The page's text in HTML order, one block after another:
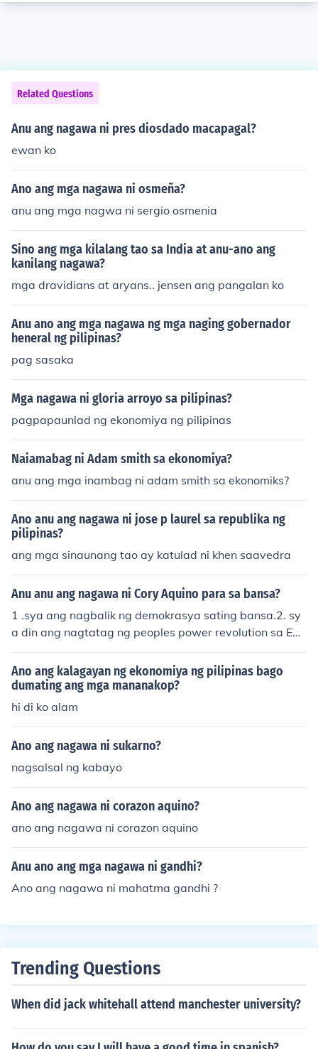
Related Questions
Anu ang nagawa ni pres diosdado macapagal?
ewan ko
Ano ang mga nagawa ni osmeña?
anu ang mga nagwa ni sergio osmenia
Sino ang mga kilalang tao sa India at anu-ano ang
kanilang nagawa?
mga dravidians at aryans.. jensen ang pangalan ko
Anu ano ang mga nagawa ng mga naging gobernador
heneral ng pilipinas?
pag sasaka
Mga nagawa ni gloria arroyo sa pilipinas?
pagpapaunlad ng ekonomiya ng pilipinas
Naiamabag ni Adam smith sa ekonomiya?
anu ang mga inambag ni adam smith sa ekonomiks?
Ano anu ang nagawa ni jose p laurel sa republika ng
pilipinas?
ang mga sinaunang tao ay katulad ni khen saavedra
Anu anu ang nagawa ni Cory Aquino para sa bansa?
1 .sya ang nagbalik ng demokrasya sating bansa.2. sy
a din ang nagtatag ng peoples power revolution sa ED
SA 3.soviet union lau
Ano ang kalagayan ng ekonomiya ng pilipinas bago
dumating ang mga mananakop?
hi di ko alam
Ano ang nagawa ni sukarno?
nagsalsal ng kabayo
Ano ang nagawa ni corazon aquino?
ano ang nagawa ni corazon aquino
Anu ano ang mga nagawa ni gandhi?
Ano ang nagawa ni mahatma gandhi ?
Trending Questions
When did jack whitehall attend manchester university?